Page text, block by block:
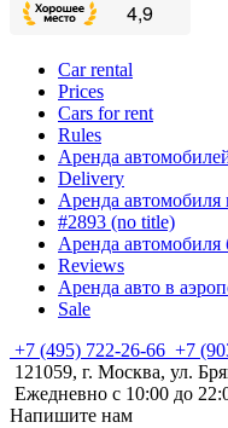
Car rental
Prices
Cars for rent
Rules
Аренда
Delivery
Аренда автомобиля
#2893 (no title)
Аренда автомобиля
Reviews
Аренда авто в
Sale
+7 (495) 722-26-66 +7
121059, г. Москва, ул.
Ежедневно с 10:00 до
Напишите нам